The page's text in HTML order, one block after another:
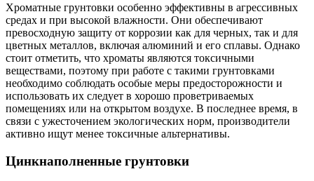
Хроматные грунтовки особенно эффективны в агрессивных
средах и при высокой влажности. Они обеспечивают
превосходную защиту от коррозии как для черных, так и для
цветных металлов, включая алюминий и его сплавы. Однако
стоит отметить, что хроматы являются токсичными
веществами, поэтому при работе с такими грунтовками
необходимо соблюдать особые меры предосторожности и
использовать их следует в хорошо проветриваемых
помещениях или на открытом воздухе. В последнее время, в
связи с ужесточением экологических норм, производители
активно ищут менее токсичные альтернативы.
Цинкнаполненные грунтовки